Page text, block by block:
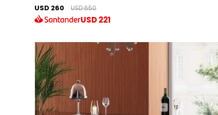
USD 260 USD 650
USD221